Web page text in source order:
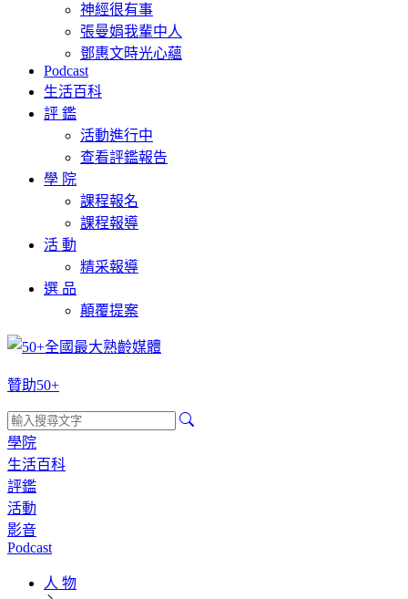
神經很有事
張曼娟我輩中人
鄧惠文時光心蘊
Podcast
生活百科
評 鑑
活動進行中
查看評鑑報告
學 院
課程報名
課程報導
活 動
精采報導
選 品
顛覆提案
贊助50+
學院
生活百科
評鑑
活動
影音
Podcast
人 物